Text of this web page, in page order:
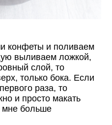
конфеты и поливаем
выливаем ложкой,
слой, то
только бока. Если
раза, то
и просто макать
мне больше